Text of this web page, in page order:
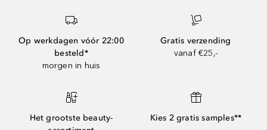
Op werkdagen vóór 22:00
besteld*
morgen in huis
Gratis verzending
vanaf €25,-
Het grootste beauty-
Kies 2 gratis samples**